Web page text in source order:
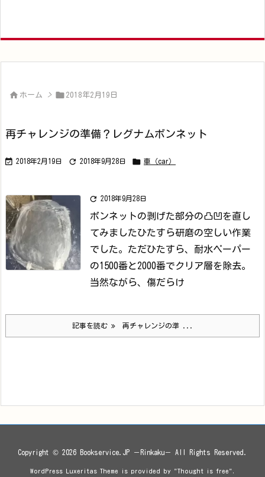
 ホーム >  2018年2月19日
再チャレンジの準備？レグナムボンネット
 2018年2月19日  2018年9月28日  車（car）
 2018年9月28日
ボンネットの剥げた部分の凸凹を直し
てみましたひたすら研磨の空しい作業
でした。 ただひたすら、耐水ペーパー
の1500番と2000番でクリア層を除去。
当然ながら、傷だらけ
記事を読む 再チャレンジの準 ...
Copyright © 2026 Bookservice.JP －Rinkaku－ All Rights Reserved.
WordPress Luxeritas Theme is provided by "Thought is free".